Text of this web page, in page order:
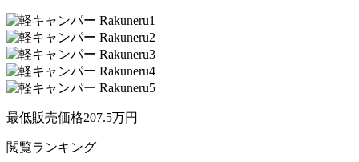
最低販売価格207.5万円
閲覧ランキング